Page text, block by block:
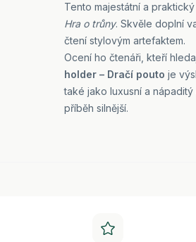
Tento majestátní a
Hra o trůny. Skvěle doplní
čtení stylovým artefaktem.
Ocení ho čtenáři, kteří
holder – Dračí pouto je
také jako luxusní a
příběh silnější.